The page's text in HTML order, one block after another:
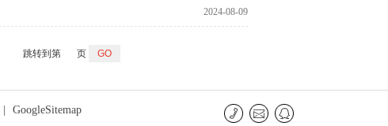
2024-08-09
跳转到第 页
GoogleSitemap